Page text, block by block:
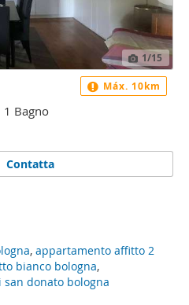
1/15
1 Bagno
Contatta
Máx. 10km
, appartamento affitto 2
bianco bologna,
donato bologna